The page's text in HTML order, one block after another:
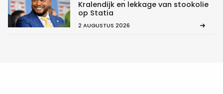
Kralendijk en lekkage van stookolie
op Statia
2 AUGUSTUS 2026